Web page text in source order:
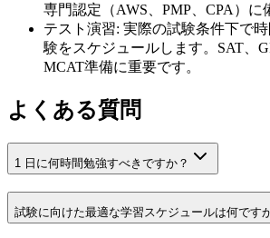
専門認定（AWS、PMP、CPA）に
テスト演習: 実際の試験条件下で
験をスケジュールします。SAT、
MCAT準備に重要です。
よくある質問
1 日に何時間勉強すべきですか？
試験に向けた最適な学習スケジュールは何です